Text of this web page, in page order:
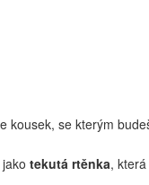
kousek, se kterým
tekutá rtěnka,